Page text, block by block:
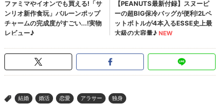
> 結婚 婚活 恋愛 アラサー 独身